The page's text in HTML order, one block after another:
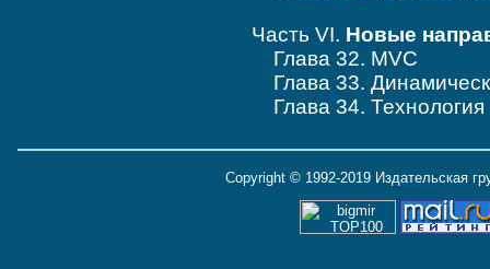
Часть VI. Новые
Глава 32. MVC
Глава 33.
Глава 34. Технология
Copyright © 1992-2019 Издательская